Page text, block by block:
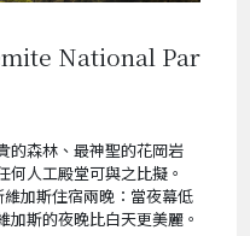
National Par
的森林、最神聖的花岡岩
何人工殿堂可與之比擬。
加斯住宿兩晚：當夜幕低
斯的夜晚比白天更美麗。